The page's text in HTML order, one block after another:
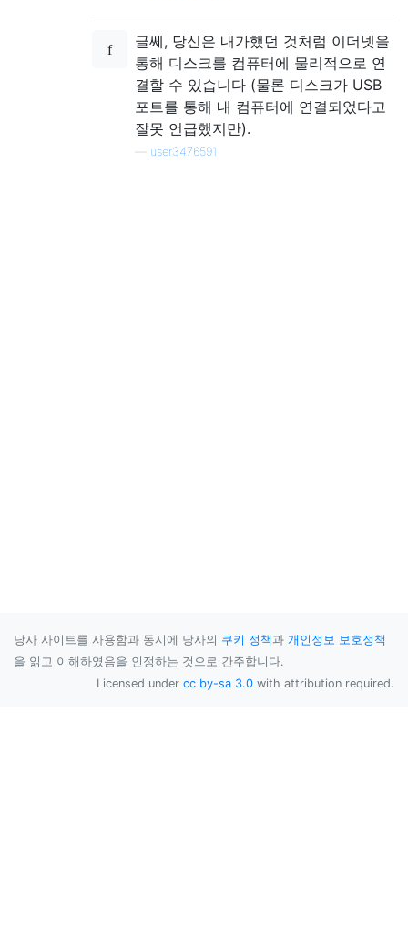
글쎄, 당신은 내가했던 것처럼 이더넷을
통해 디스크를 컴퓨터에 물리적으로 연
결할 수 있습니다 (물론 디스크가 USB
포트를 통해 내 컴퓨터에 연결되었다고
잘못 언급했지만).
user3476591
당사 사이트를 사용함과 동시에 당사의 쿠키 정책과 개인정보 보호정책
을 읽고 이해하였음을 인정하는 것으로 간주합니다.
Licensed under cc by-sa 3.0 with attribution required.